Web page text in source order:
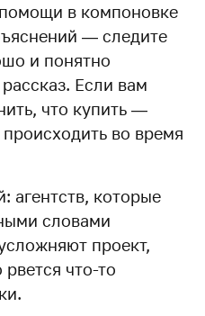
помощи в компоновке
— следите
и понятно
Если вам
что купить —
происходить во время
агентств, которые
словами
проект,
что-то